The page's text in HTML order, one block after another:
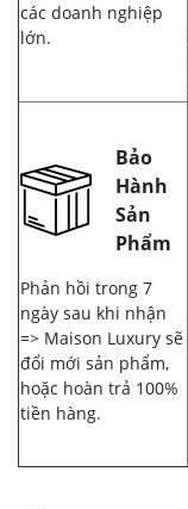
các doanh nghiệp
lớn.
Bảo
Hành
Sản
Phẩm
Phản hồi trong 7
ngày sau khi nhận
=> Maison Luxury sẽ
đổi mới sản phẩm,
hoặc hoàn trả 100%
tiền hàng.